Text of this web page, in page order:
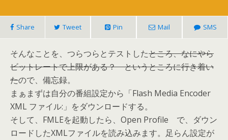
Share Tweet Pin Mail SMS
そんなことを、つらつらとテストしたところ、なにやら
ビットレートで上限がある？ というところに行き着い
たので、備忘録。
まぁまずは自分の番組設定から「Flash Media Encoder
XML ファイル:」をダウンロードする。
そして、FMLEを起動したら、Open Profile で、ダウン
ロードしたXMLファイルを読み込みます。足らん設定が